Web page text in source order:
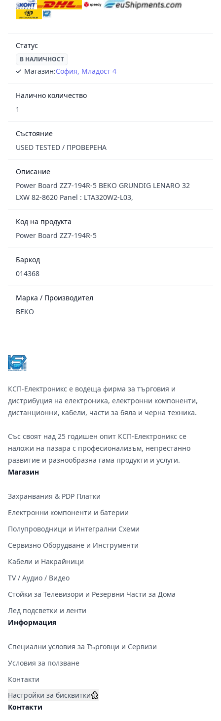
Статус
В НАЛИЧНОСТ
Магазин:София, Младост 4
Налично количество
1
Състояние
USED TESTED / ПРОВЕРЕНА
Описание
Power Board ZZ7-194R-5 BEKO GRUNDIG LENARO 32
LXW 82-8620 Panel : LTA320W2-L03,
Код на продукта
Power Board ZZ7-194R-5
Баркод
014368
Марка / Производител
BEKO
КСП-Електроникс е водеща фирма за търговия и
дистрибуция на електроника, електронни компоненти,
дистанционни, кабели, части за бяла и черна техника.
Със своят над 25 годишен опит КСП-Електроникс се
наложи на пазара с професионализъм, непрестанно
развитие и разнообразна гама продукти и услуги.
Магазин
Захранвания & PDP Платки
Електронни компоненти и батерии
Полупроводници и Интегрални Схеми
Сервизно Оборудване и Инструменти
Кабели и Накрайници
TV / Аудио / Видео
Стойки за Телевизори и Резервни Части за Дома
Лед подсветки и ленти
Информация
Специални условия за Търговци и Сервизи
Условия за ползване
Контакти
Настройки за бисквитки
Контакти